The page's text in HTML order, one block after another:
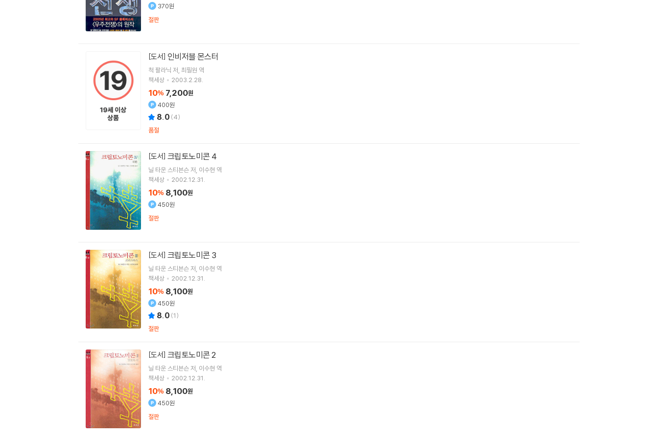
370원
절판
[도서] 인비저블 몬스터
척 팔라닉 저 최필원 역
책세상
2003.2.28.
10% 7,200원
400원
8.0 (4)
품절
[도서] 크립토노미콘 4
닐 타운 스티븐슨저 이수현 역
책세상
2002.12.31.
10% 8,100원
450원
절판
[도서] 크립토노미콘 3
닐 타운 스티븐슨저 이수현 역
책세상
2002.12.31.
10% 8,100원
450원
8.0 (1)
절판
[도서] 크립토노미콘 2
닐 타운 스티븐슨저 이수현 역
책세상
2002.12.31.
10% 8,100원
450원
절판